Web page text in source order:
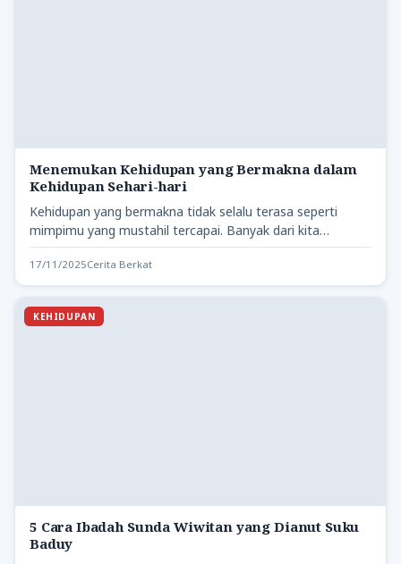
Menemukan Kehidupan yang Bermakna dalam
Kehidupan Sehari-hari
Kehidupan yang bermakna tidak selalu terasa seperti
mimpimu yang mustahil tercapai. Banyak dari kita
mungkin berpikir bahwa makna…
17/11/2025Cerita Berkat
KEHIDUPAN
5 Cara Ibadah Sunda Wiwitan yang Dianut Suku
Baduy